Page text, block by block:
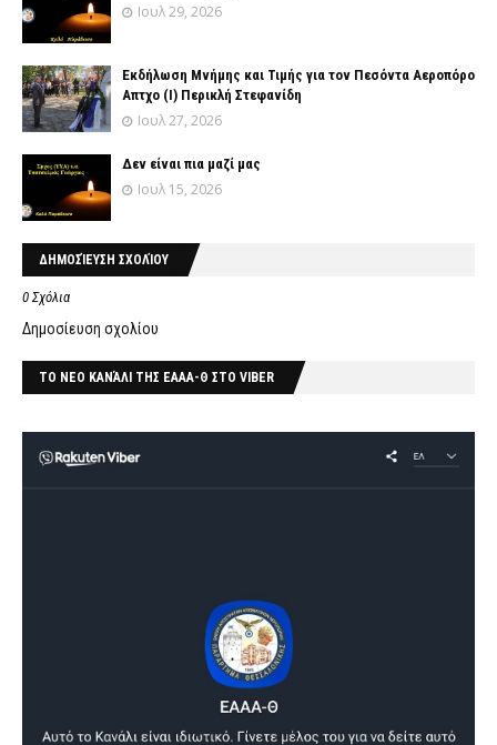
Ιουλ 29, 2026
Εκδήλωση Μνήμης και Τιμής για τον Πεσόντα Αεροπόρο
Απτχο (Ι) Περικλή Στεφανίδη
Ιουλ 27, 2026
Δεν είναι πια μαζί μας
Ιουλ 15, 2026
ΔΗΜΟΣΊΕΥΣΗ ΣΧΟΛΊΟΥ
0 Σχόλια
Δημοσίευση σχολίου
ΤΟ ΝΕΟ ΚΑΝΆΛΙ ΤΗΣ ΕΑΑΑ-Θ ΣΤΟ VIBER